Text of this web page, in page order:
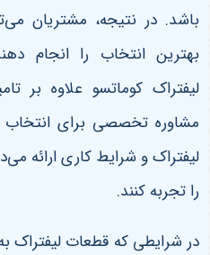
باشد. در نتیجه، مشتریان
بهترین انتخاب را انجام
لیفتراک کوماتسو علاوه بر
مشاوره تخصصی برای
لیفتراک و شرایط کاری ارائه
را تجربه کنند.
در شرایطی که قطعات لیفتراک